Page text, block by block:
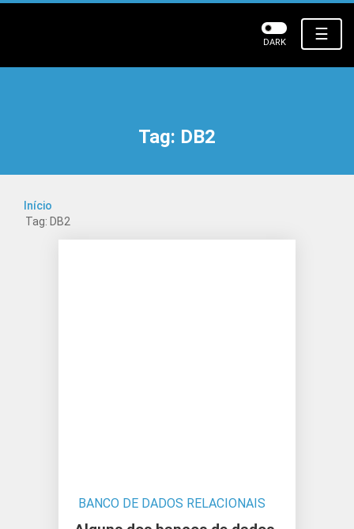
☰
DARK
Tag: DB2
Início
Tag: DB2
BANCO DE DADOS RELACIONAIS